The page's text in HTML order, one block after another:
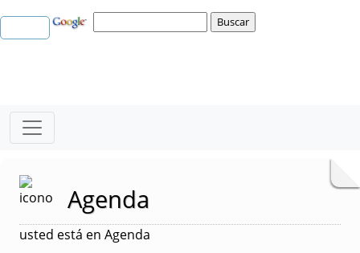
Agenda
usted está en Agenda